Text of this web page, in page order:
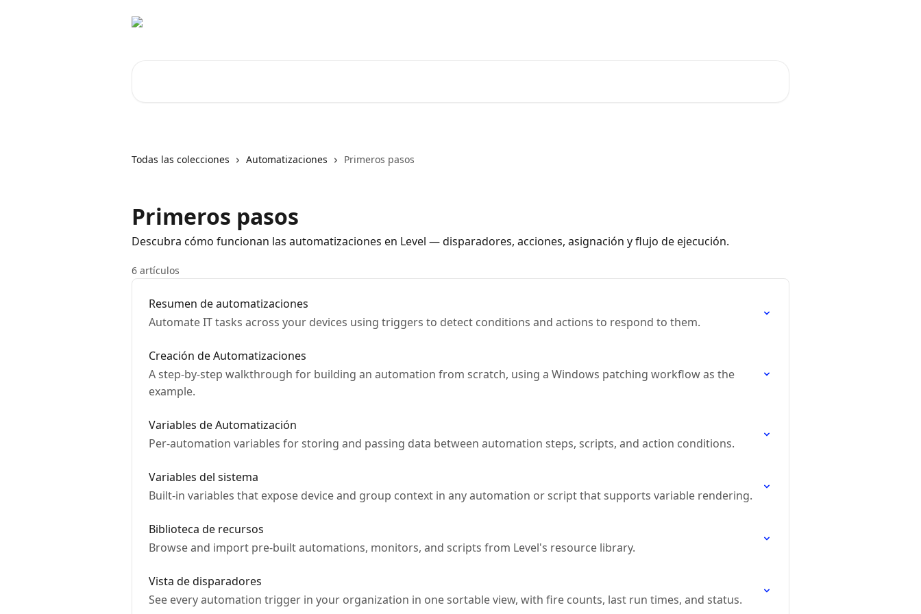
Todas las colecciones Automatizaciones Primeros pasos
Primeros pasos
Descubra cómo funcionan las automatizaciones en Level — disparadores, acciones, asignación y flujo de ejecución.
6 artículos
Resumen de automatizaciones
Automate IT tasks across your devices using triggers to detect conditions and actions to respond to them.
Creación de Automatizaciones
A step-by-step walkthrough for building an automation from scratch, using a Windows patching workflow as the
example.
Variables de Automatización
Per-automation variables for storing and passing data between automation steps, scripts, and action conditions.
Variables del sistema
Built-in variables that expose device and group context in any automation or script that supports variable rendering.
Biblioteca de recursos
Browse and import pre-built automations, monitors, and scripts from Level's resource library.
Vista de disparadores
See every automation trigger in your organization in one sortable view, with fire counts, last run times, and status.